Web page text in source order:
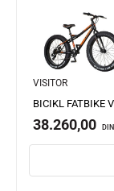
VISITOR
38.260,00 DIN